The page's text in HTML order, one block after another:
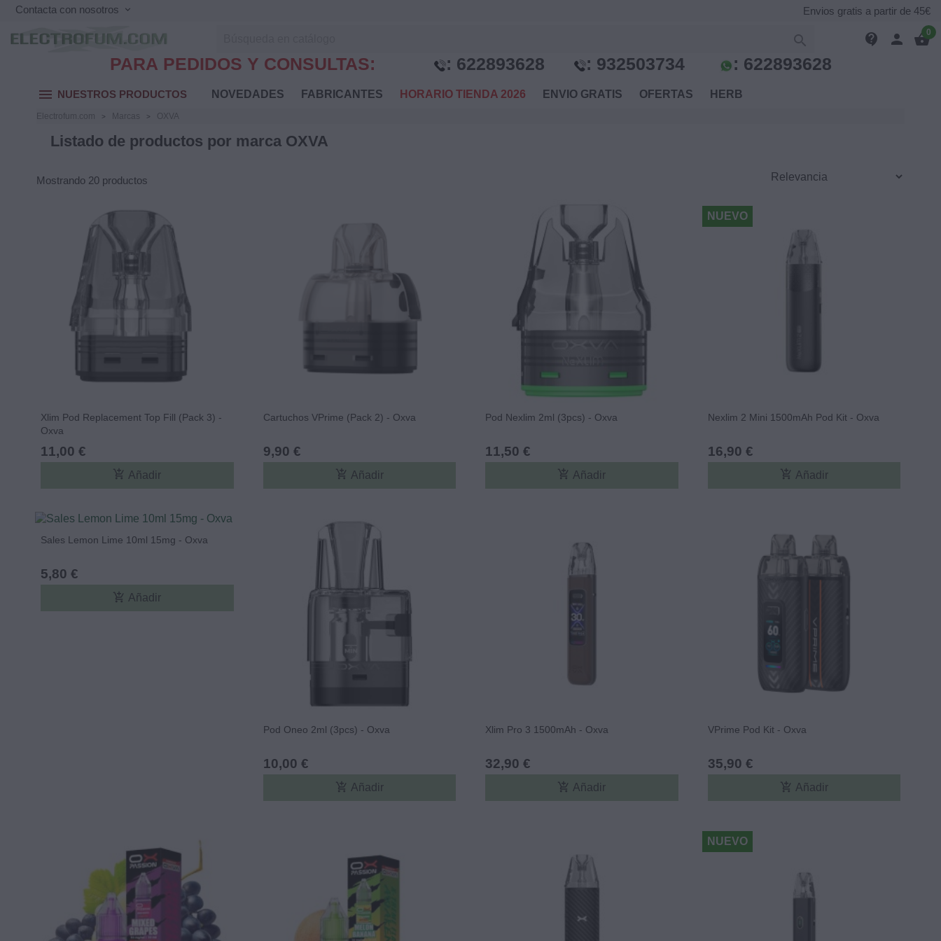
Contacta con nosotros keyboard_arrow_down Envios gratis a partir de 45€
 contact_support person shopping_basket
0
PARA PEDIDOS Y CONSULTAS: : 622893628 : 932503734 : 622893628
menu NUESTROS PRODUCTOS NOVEDADES FABRICANTES HORARIO TIENDA 2026 ENVIO GRATIS OFERTAS HERB
Electrofum.com Marcas OXVA
Listado de productos por marca OXVA
Mostrando 20 productos
Xlim Pod Replacement Top Fill (Pack 3) -
Oxva
11,00 €
add_shopping_cart Añadir
Cartuchos VPrime (Pack 2) - Oxva
9,90 €
add_shopping_cart Añadir
Pod Nexlim 2ml (3pcs) - Oxva
11,50 €
add_shopping_cart Añadir
Nexlim 2 Mini 1500mAh Pod Kit - Oxva
16,90 €
add_shopping_cart Añadir
NUEVO
Sales Lemon Lime 10ml 15mg - Oxva
5,80 €
add_shopping_cart Añadir
Pod Oneo 2ml (3pcs) - Oxva
10,00 €
add_shopping_cart Añadir
Xlim Pro 3 1500mAh - Oxva
32,90 €
add_shopping_cart Añadir
VPrime Pod Kit - Oxva
35,90 €
add_shopping_cart Añadir
NUEVO